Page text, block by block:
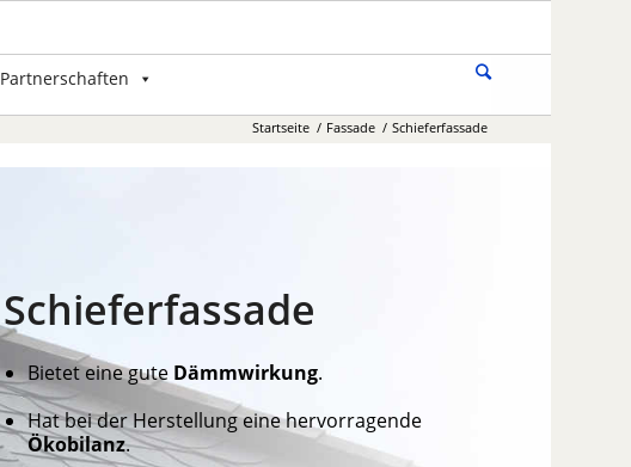
Partnerschaften
Startseite / Fassade / Schieferfassade
Schieferfassade
Bietet eine gute Dämmwirkung.
Hat bei der Herstellung eine hervorragende
Ökobilanz.